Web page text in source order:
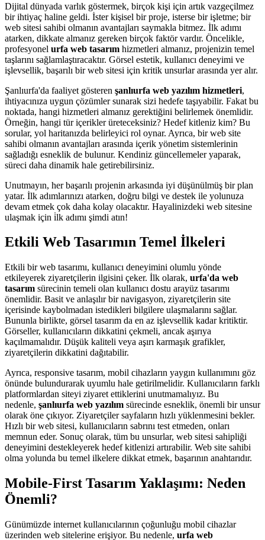
Dijital dünyada varlık göstermek, birçok kişi için artık vazgeçilmez
bir ihtiyaç haline geldi. İster kişisel bir proje, isterse bir işletme; bir
web sitesi sahibi olmanın avantajları saymakla bitmez. İlk adımı
atarken, dikkate almanız gereken birçok faktör vardır. Öncelikle,
profesyonel urfa web tasarım hizmetleri almanız, projenizin temel
taşlarını sağlamlaştıracaktır. Görsel estetik, kullanıcı deneyimi ve
işlevsellik, başarılı bir web sitesi için kritik unsurlar arasında yer alır.
Şanlıurfa'da faaliyet gösteren şanlıurfa web yazılım hizmetleri,
ihtiyacınıza uygun çözümler sunarak sizi hedefe taşıyabilir. Fakat bu
noktada, hangi hizmetleri almanız gerektiğini belirlemek önemlidir.
Örneğin, hangi tür içerikler üreteceksiniz? Hedef kitleniz kim? Bu
sorular, yol haritanızda belirleyici rol oynar. Ayrıca, bir web site
sahibi olmanın avantajları arasında içerik yönetim sistemlerinin
sağladığı esneklik de bulunur. Kendiniz güncellemeler yaparak,
süreci daha dinamik hale getirebilirsiniz.
Unutmayın, her başarılı projenin arkasında iyi düşünülmüş bir plan
yatar. İlk adımlarınızı atarken, doğru bilgi ve destek ile yolunuza
devam etmek çok daha kolay olacaktır. Hayalinizdeki web sitesine
ulaşmak için i̇lk adımı şimdi atın!
Etkili Web Tasarımın Temel İlkeleri
Etkili bir web tasarımı, kullanıcı deneyimini olumlu yönde
etkileyerek ziyaretçilerin ilgisini çeker. İlk olarak, urfa'da web
tasarım sürecinin temeli olan kullanıcı dostu arayüz tasarımı
önemlidir. Basit ve anlaşılır bir navigasyon, ziyaretçilerin site
içerisinde kaybolmadan istedikleri bilgilere ulaşmalarını sağlar.
Bununla birlikte, görsel tasarım da en az işlevsellik kadar kritiktir.
Görseller, kullanıcıların dikkatini çekmeli, ancak aşırıya
kaçılmamalıdır. Düşük kaliteli veya aşırı karmaşık grafikler,
ziyaretçilerin dikkatini dağıtabilir.
Ayrıca, responsive tasarım, mobil cihazların yaygın kullanımını göz
önünde bulundurarak uyumlu hale getirilmelidir. Kullanıcıların farklı
platformlardan siteyi ziyaret ettiklerini unutmamalıyız. Bu
nedenle, şanlıurfa web yazılım sürecinde esneklik, önemli bir unsur
olarak öne çıkıyor. Ziyaretçiler sayfaların hızlı yüklenmesini bekler.
Hızlı bir web sitesi, kullanıcıların sabrını test etmeden, onları
memnun eder. Sonuç olarak, tüm bu unsurlar, web sitesi sahipliği
deneyimini destekleyerek hedef kitlenizi artırabilir. Web site sahibi
olma yolunda bu temel ilkelere dikkat etmek, başarının anahtarıdır.
Mobile-First Tasarım Yaklaşımı: Neden
Önemli?
Günümüzde internet kullanıcılarının çoğunluğu mobil cihazlar
üzerinden web sitelerine erişiyor. Bu nedenle, urfa web